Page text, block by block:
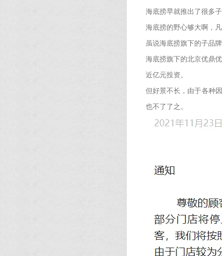
海底捞早就推出了很多
海底捞的野心够大啊，
虽说海底捞旗下的子品
海底捞旗下的北京优鼎
近亿元投资。
但好景不长，由于各种
也不了了之。